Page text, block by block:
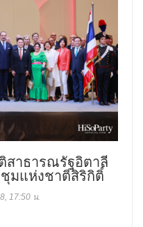
สาธารณรัฐอิตาลี
มแห่งชาติสิริกิติ์
17:50 น.